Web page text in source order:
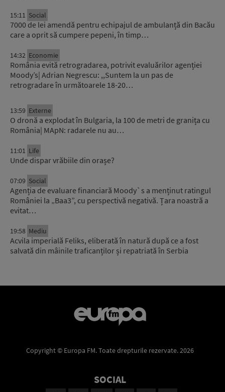
15:11 Social
7000 de lei amendă pentru echipajul de ambulanță din Bacău
care a oprit să cumpere pepeni, în timp…
14:32 Economie
România evită retrogradarea, potrivit evaluărilor agenției
Moody’s| Adrian Negrescu: ,,Suntem la un pas de
retrogradare în următoarele 18-20…
13:59 Externe
O dronă a explodat în Bulgaria, la 100 de metri de granița cu
România| MApN: radarele nu au…
11:01 Life
Unde dispar vrăbiile din orașe?
07:09 Social
Agenția de evaluare financiară Moody`s a menținut ratingul
României la „Baa3”, cu perspectivă negativă. Țara noastră a
evitat…
19:58 Mediu
Acvila imperială Feliks, eliberată în natură după ce a fost
salvată din mâinile traficanților și repatriată în Serbia
Copyright © Europa FM. Toate drepturile rezervate. 2026
SOCIAL